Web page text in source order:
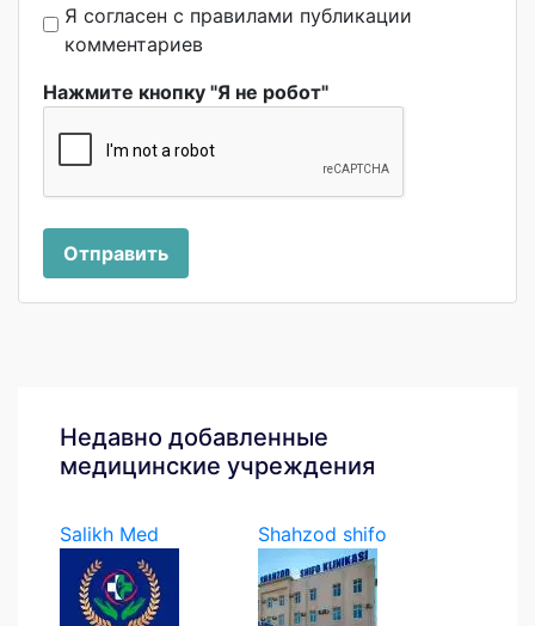
Я согласен с правилами публикации
комментариев
Нажмите кнопку "Я не робот"
Отправить
Недавно добавленные
медицинские учреждения
Salikh Med
Shahzod shifo
klinikasi